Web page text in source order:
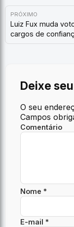
PRÓXIMO
​Luiz Fux muda
cargos de
Deixe
O seu
Campos
Comentário
Nome *
E-mail *